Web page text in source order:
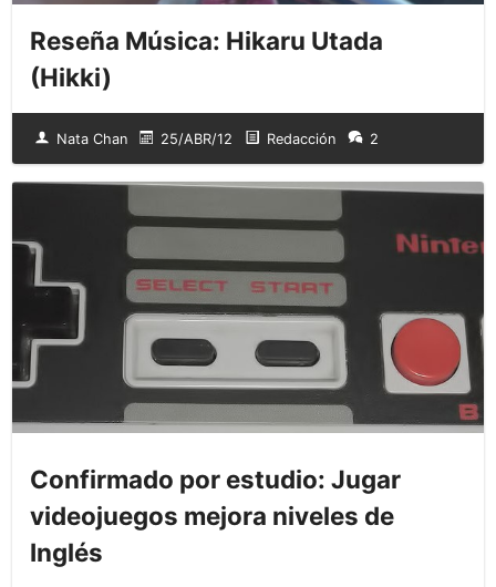
Reseña Música: Hikaru Utada
(Hikki)
Nata Chan 25/ABR/12 Redacción 2
Confirmado por estudio: Jugar
videojuegos mejora niveles de
Inglés